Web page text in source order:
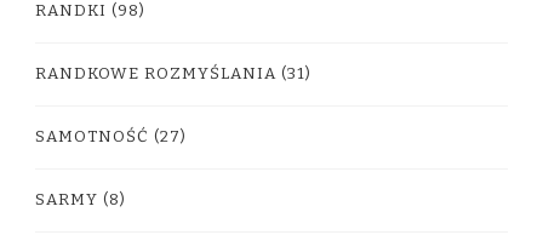
RANDKI (98)
RANDKOWE ROZMYŚLANIA (31)
SAMOTNOŚĆ (27)
SARMY (8)